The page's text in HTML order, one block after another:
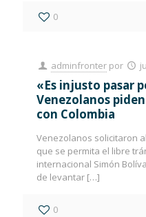
0
adminfronter por
«Es injusto pasar
Venezolanos
con Colombia
Venezolanos solicitaron
que se permita el libre
internacional Simón
de levantar […]
0